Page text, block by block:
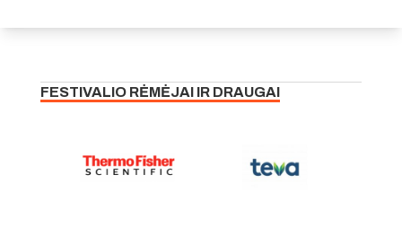
FESTIVALIO RĖMĖJAI IR DRAUGAI